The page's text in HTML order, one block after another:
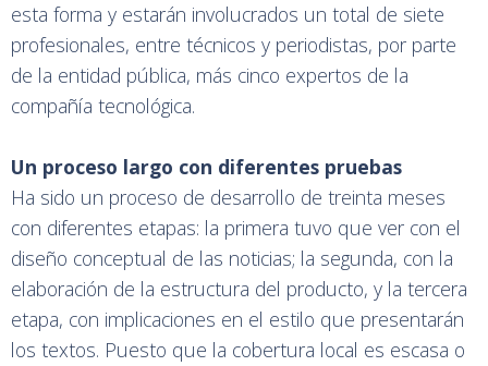
esta forma y estarán involucrados un total de siete
profesionales, entre técnicos y periodistas, por parte
de la entidad pública, más cinco expertos de la
compañía tecnológica.
Un proceso largo con diferentes pruebas
Ha sido un proceso de desarrollo de treinta meses
con diferentes etapas: la primera tuvo que ver con el
diseño conceptual de las noticias; la segunda, con la
elaboración de la estructura del producto, y la tercera
etapa, con implicaciones en el estilo que presentarán
los textos. Puesto que la cobertura local es escasa o